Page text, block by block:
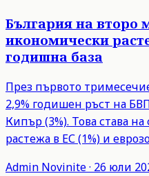
България на второ
икономически
годишна база
През първото
2,9% годишен ръст на
Кипър (3%). Това става
растежа в ЕС (1%) и
Admin Novinite· 26 юли